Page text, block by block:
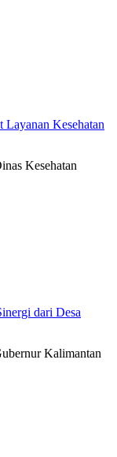
Kesehatan
Kesehatan
dari Desa
Kalimantan